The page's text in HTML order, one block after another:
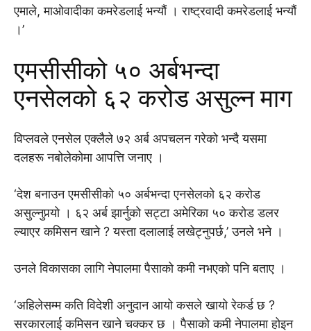
एमाले, माओवादीका कमरेडलाई भन्यौं । राष्ट्रवादी कमरेडलाई भन्यौं
।’
एमसीसीको ५० अर्बभन्दा
एनसेलको ६२ करोड असुल्न माग
विप्लवले एनसेल एक्लैले ७२ अर्ब अपचलन गरेको भन्दै यसमा
दलहरू नबोलेकोमा आपत्ति जनाए ।
‘देश बनाउन एमसीसीको ५० अर्बभन्दा एनसेलको ६२ करोड
असुल्नुपर्‍यो । ६२ अर्ब झार्नुको सट्टा अमेरिका ५० करोड डलर
ल्याएर कमिसन खाने ? यस्ता दलालाई लखेट्नुपर्छ,’ उनले भने ।
उनले विकासका लागि नेपालमा पैसाको कमी नभएको पनि बताए ।
‘अहिलेसम्म कति विदेशी अनुदान आयो कसले खायो रेकर्ड छ ?
सरकारलाई कमिसन खाने चक्कर छ । पैसाको कमी नेपालमा होइन